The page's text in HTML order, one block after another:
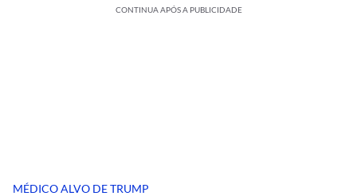
CONTINUA APÓS A PUBLICIDADE
MÉDICO ALVO DE TRUMP